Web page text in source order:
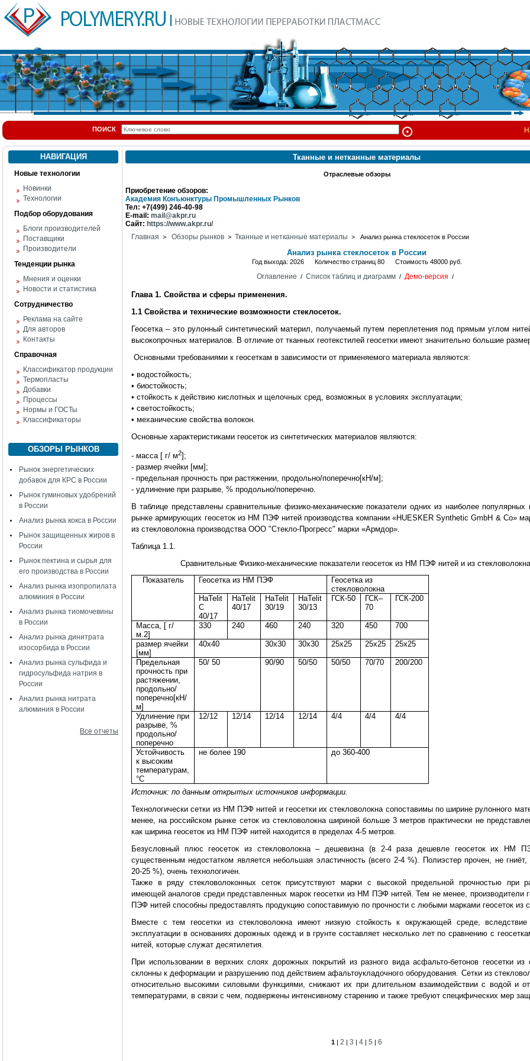
ПОИСК
НАВИГАЦИЯ
Новые технологии
Новинки
Технологии
Подбор оборудования
Блоги производителей
Поставщики
Производители
Тенденции рынка
Мнения и оценки
Новости и статистика
Сотрудничество
Реклама на сайте
Для авторов
Контакты
Справочная
Классификатор продукции
Термопласты
Добавки
Процессы
Нормы и ГОСТы
Классификаторы
ОБЗОРЫ РЫНКОВ
Рынок энергетических
добавок для КРС в России
Рынок гуминовых удобрений
в России
Анализ рынка кокса в России
Рынок защищенных жиров в
России
Рынок пектина и сырья для
его производства в России
Анализ рынка изопропилата
алюминия в России
Анализ рынка тиомочевины
в России
Анализ рынка динитрата
изосорбида в России
Анализ рынка сульфида и
гидросульфида натрия в
России
Анализ рынка нитрата
алюминия в России
Все отчеты
Тканные и нетканные материалы
Отраслевые обзоры
Приобретение обзоров:
Академия Конъюнктуры Промышленных Рынков
Тел: +7(499) 246-40-98
E-mail: mail@akpr.ru
Сайт: https://www.akpr.ru/
Главная > Обзоры рынков > Тканные и нетканные материалы > Анализ рынка стеклосеток в России
Анализ рынка стеклосеток в России
Год выхода: 2026 Количество страниц 80 Стоимость 48000 руб.
Оглавление / Список таблиц и диаграмм/ Демо-версия /
Глава 1. Свойства и сферы применения.
1.1 Свойства и технические возможности стеклосеток.
Геосетка – это рулонный синтетический материл, получаемый путем переплетения под прямым углом
высокопрочных материалов. В отличие от тканных геотекстилей геосетки имеют значительно большие
Основными требованиями к геосеткам в зависимости от применяемого материала являются:
• водостойкость;
• биостойкость;
• стойкость к действию кислотных и щелочных сред, возможных в условиях эксплуатации;
• светостойкость;
• механические свойства волокон.
Основные характеристиками геосеток из синтетических материалов являются:
- масса [ г/ м2];
- размер ячейки [мм];
- предельная прочность при растяжении, продольно/поперечно[кН/м];
- удлинение при разрыве, % продольно/поперечно.
В таблице представлены сравнительные физико-механические показатели одних из наиболее популярных
рынке армирующих геосеток из НМ ПЭФ нитей производства компании «HUESKER Synthetic GmbH & Co»
из стекловолокна производства ООО "Стекло-Прогресс" марки «Армдор».
Таблица 1.1.
Сравнительные Физико-механические показатели геосеток из НМ ПЭФ нитей и из
Показатель
Геосетка из НМ ПЭФ
Геосетка из
стекловолокна
HaTelit
C
40/17
HaTelit
40/17
HaTelit
30/19
HaTelit
30/13
ГСК-50
ГСК–
70
ГСК-200
Масса, [ г/
м.2]
330 240 460 240 320 450 700
размер ячейки
[мм]
40x40 30x30 30x30 25х25 25х25 25х25
Предельная
прочность при
растяжении,
продольно/
поперечно[кН/
м]
50/ 50 90/90 50/50 50/50 70/70 200/200
Удлинение при
разрыве, %
продольно/
поперечно
12/12 12/14 12/14 12/14 4/4 4/4 4/4
Устойчивость
к высоким
температурам,
°С
не более 190 до 360-400
Источник: по данным открытых источников информации.
Технологически сетки из НМ ПЭФ нитей и геосетки их стекловолокна сопоставимы по ширине рулонного
менее, на российском рынке сеток из стекловолокна шириной больше 3 метров практически не
как ширина геосеток из НМ ПЭФ нитей находится в пределах 4-5 метров.
Безусловный плюс геосеток из стекловолокна – дешевизна (в 2-4 раза дешевле геосеток их НМ
существенным недостатком является небольшая эластичность (всего 2-4 %). Полиэстер прочен, не гниёт,
20-25 %), очень технологичен.
Также в ряду стекловолоконных сеток присутствуют марки с высокой предельной прочностью при
имеющей аналогов среди представленных марок геосетки из НМ ПЭФ нитей. Тем не менее, производители
ПЭФ нитей способны предоставлять продукцию сопоставимую по прочности с любыми марками геосеток из
Вместе с тем геосетки из стекловолокна имеют низкую стойкость к окружающей среде,
эксплуатации в основаниях дорожных одежд и в грунте составляет несколько лет по сравнению с
нитей, которые служат десятилетия.
При использовании в верхних слоях дорожных покрытий из разного вида асфальто-бетонов геосетки из
склонны к деформации и разрушению под действием афальтоукладочного оборудования. Сетки из
относительно высокими силовыми функциями, снижают их при длительном взаимодействии с водой и
температурами, в связи с чем, подвержены интенсивному старению и также требуют специфических мер
1 | 2 | 3 | 4 | 5 | 6